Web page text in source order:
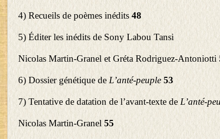
4) Recueils de poèmes inédits48
5) Éditer les inédits de Sony Labou Tansi
Nicolas Martin-Granel et Gréta Rodriguez-Antoniotti
6) Dossier génétique deL’anté-peuple 53
7) Tentative de datation de l’avant-texte deL’anté-
Nicolas Martin-Granel 55